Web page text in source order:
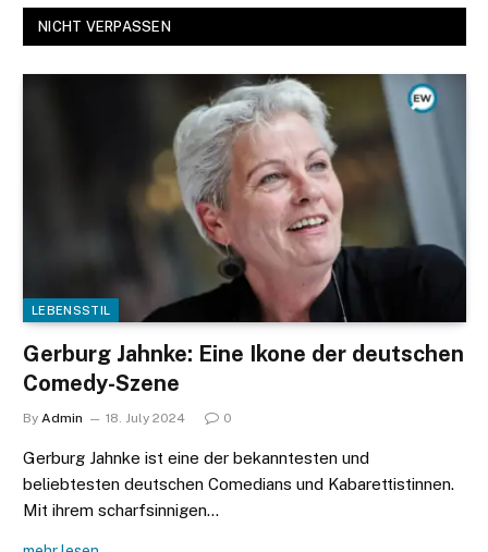
NICHT VERPASSEN
LEBENSSTIL
Gerburg Jahnke: Eine Ikone der deutschen
Comedy-Szene
By Admin 18. July 2024 0
Gerburg Jahnke ist eine der bekanntesten und
beliebtesten deutschen Comedians und Kabarettistinnen.
Mit ihrem scharfsinnigen…